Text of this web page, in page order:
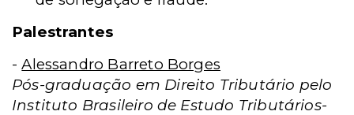
Palestrantes
-Alessandro Barreto Borges
Pós-graduação em Direito Tributário pelo
Instituto Brasileiro de Estudo Tributários-